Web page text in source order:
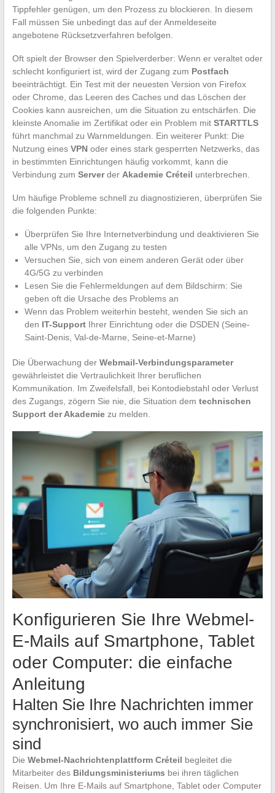
Tippfehler genügen, um den Prozess zu blockieren. In diesem
Fall müssen Sie unbedingt das auf der Anmeldeseite
angebotene Rücksetzverfahren befolgen.
Oft spielt der Browser den Spielverderber: Wenn er veraltet oder
schlecht konfiguriert ist, wird der Zugang zum Postfach
beeinträchtigt. Ein Test mit der neuesten Version von Firefox
oder Chrome, das Leeren des Caches und das Löschen der
Cookies kann ausreichen, um die Situation zu entschärfen. Die
kleinste Anomalie im Zertifikat oder ein Problem mit STARTTLS
führt manchmal zu Warnmeldungen. Ein weiterer Punkt: Die
Nutzung eines VPNoder eines stark gesperrten Netzwerks, das
in bestimmten Einrichtungen häufig vorkommt, kann die
Verbindung zum Serverder Akademie Créteil unterbrechen.
Um häufige Probleme schnell zu diagnostizieren, überprüfen Sie
die folgenden Punkte:
Überprüfen Sie Ihre Internetverbindung und deaktivieren Sie
alle VPNs, um den Zugang zu testen
Versuchen Sie, sich von einem anderen Gerät oder über
4G/5G zu verbinden
Lesen Sie die Fehlermeldungen auf dem Bildschirm: Sie
geben oft die Ursache des Problems an
Wenn das Problem weiterhin besteht, wenden Sie sich an
den IT-SupportIhrer Einrichtung oder die DSDEN (Seine-
Saint-Denis, Val-de-Marne, Seine-et-Marne)
Die Überwachung der Webmail-Verbindungsparameter
gewährleistet die Vertraulichkeit Ihrer beruflichen
Kommunikation. Im Zweifelsfall, bei Kontodiebstahl oder Verlust
des Zugangs, zögern Sie nie, die Situation dem technischen
Support der Akademiezu melden.
Konfigurieren Sie Ihre Webmel-
E-Mails auf Smartphone, Tablet
oder Computer: die einfache
Anleitung
Halten Sie Ihre Nachrichten immer
synchronisiert, wo auch immer Sie
sind
Die Webmel-Nachrichtenplattform Créteil begleitet die
Mitarbeiter des Bildungsministeriums bei ihren täglichen
Reisen. Um Ihre E-Mails auf Smartphone, Tablet oder Computer